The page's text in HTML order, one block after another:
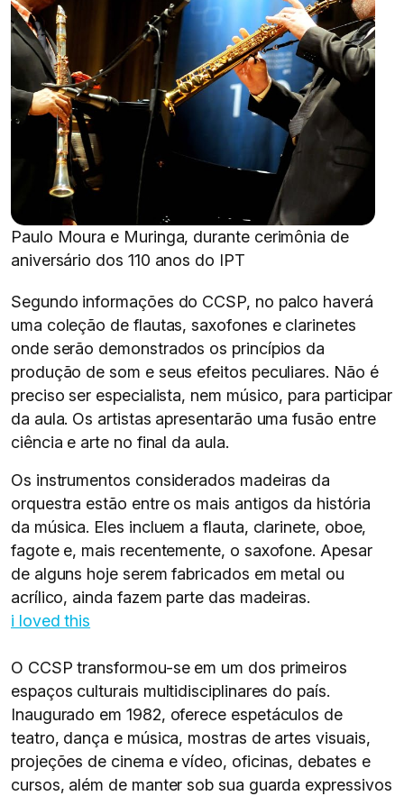
Paulo Moura e Muringa, durante cerimônia de
aniversário dos 110 anos do IPT
Segundo informações do CCSP, no palco haverá
uma coleção de flautas, saxofones e clarinetes
onde serão demonstrados os princípios da
produção de som e seus efeitos peculiares. Não é
preciso ser especialista, nem músico, para participar
da aula. Os artistas apresentarão uma fusão entre
ciência e arte no final da aula.
Os instrumentos considerados madeiras da
orquestra estão entre os mais antigos da história
da música. Eles incluem a flauta, clarinete, oboe,
fagote e, mais recentemente, o saxofone. Apesar
de alguns hoje serem fabricados em metal ou
acrílico, ainda fazem parte das madeiras.
i loved this
O CCSP transformou-se em um dos primeiros
espaços culturais multidisciplinares do país.
Inaugurado em 1982, oferece espetáculos de
teatro, dança e música, mostras de artes visuais,
projeções de cinema e vídeo, oficinas, debates e
cursos, além de manter sob sua guarda expressivos